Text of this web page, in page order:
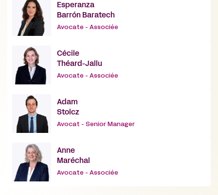
Esperanza
Barrón Baratech
Avocate - Associée
Cécile
Théard-Jallu
Avocate - Associée
Adam
Stolcz
Avocat - Senior Manager
Anne
Maréchal
Avocate - Associée